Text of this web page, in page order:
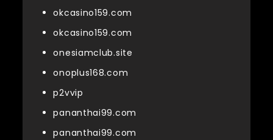
okcasino159.com
okcasino159.com
onesiamclub.site
onoplus168.com
p2vvip
pananthai99.com
pananthai99.com